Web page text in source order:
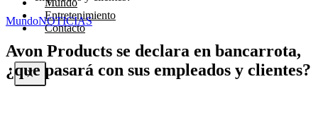
Mundo
Entretenimiento
Contacto
X
MundoNOTICIAS
Avon Products se declara en bancarrota,
¿que pasará con sus empleados y clientes?